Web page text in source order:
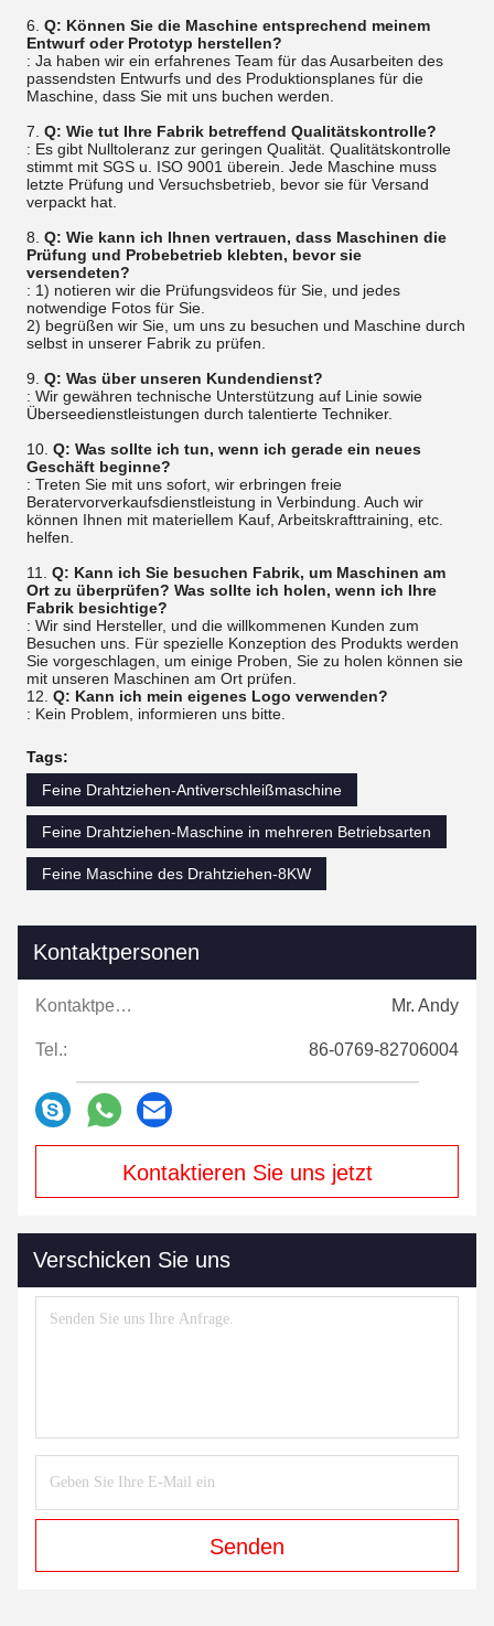
6. Q: Können Sie die Maschine entsprechend meinem
Entwurf oder Prototyp herstellen?
: Ja haben wir ein erfahrenes Team für das Ausarbeiten des
passendsten Entwurfs und des Produktionsplanes für die
Maschine, dass Sie mit uns buchen werden.
7. Q: Wie tut Ihre Fabrik betreffend Qualitätskontrolle?
: Es gibt Nulltoleranz zur geringen Qualität. Qualitätskontrolle
stimmt mit SGS u. ISO 9001 überein. Jede Maschine muss
letzte Prüfung und Versuchsbetrieb, bevor sie für Versand
verpackt hat.
8. Q: Wie kann ich Ihnen vertrauen, dass Maschinen die
Prüfung und Probebetrieb klebten, bevor sie
versendeten?
: 1) notieren wir die Prüfungsvideos für Sie, und jedes
notwendige Fotos für Sie.
2) begrüßen wir Sie, um uns zu besuchen und Maschine durch
selbst in unserer Fabrik zu prüfen.
9. Q: Was über unseren Kundendienst?
: Wir gewähren technische Unterstützung auf Linie sowie
Überseedienstleistungen durch talentierte Techniker.
10. Q: Was sollte ich tun, wenn ich gerade ein neues
Geschäft beginne?
: Treten Sie mit uns sofort, wir erbringen freie
Beratervorverkaufsdienstleistung in Verbindung. Auch wir
können Ihnen mit materiellem Kauf, Arbeitskrafttraining, etc.
helfen.
11. Q: Kann ich Sie besuchen Fabrik, um Maschinen am
Ort zu überprüfen? Was sollte ich holen, wenn ich Ihre
Fabrik besichtige?
: Wir sind Hersteller, und die willkommenen Kunden zum
Besuchen uns. Für spezielle Konzeption des Produkts werden
Sie vorgeschlagen, um einige Proben, Sie zu holen können sie
mit unseren Maschinen am Ort prüfen.
12. Q: Kann ich mein eigenes Logo verwenden?
: Kein Problem, informieren uns bitte.
Tags:
Feine Drahtziehen-Antiverschleißmaschine
Feine Drahtziehen-Maschine in mehreren Betriebsarten
Feine Maschine des Drahtziehen-8KW
Kontaktpersonen
Kontaktpersonen: Mr. Andy
Tel.: 86-0769-82706004
Kontaktieren Sie uns jetzt
Verschicken Sie uns
Senden